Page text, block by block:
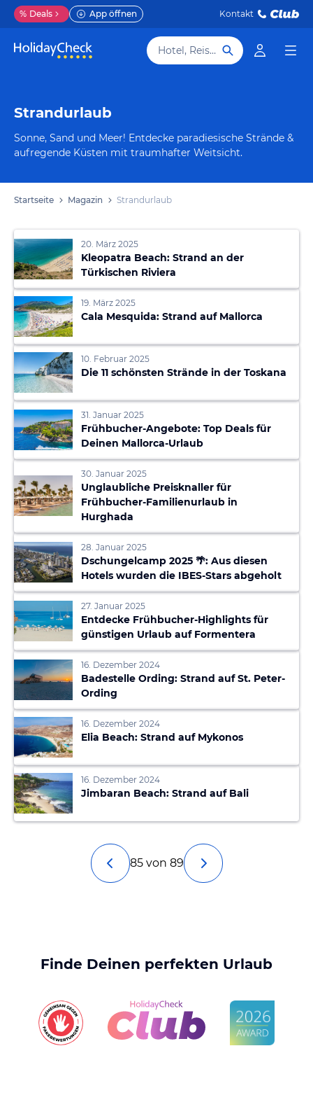
% Deals App öffnen Kontakt
Hotel, Reiseziel
Strandurlaub
Sonne, Sand und Meer! Entdecke paradiesische Strände &
aufregende Küsten mit traumhafter Weitsicht.
Startseite Magazin Strandurlaub
20. März 2025
Kleopatra Beach: Strand an der
Türkischen Riviera
19. März 2025
Cala Mesquida: Strand auf Mallorca
10. Februar 2025
Die 11 schönsten Strände in der Toskana
31. Januar 2025
Frühbucher-Angebote: Top Deals für
Deinen Mallorca-Urlaub
30. Januar 2025
Unglaubliche Preisknaller für
Frühbucher-Familienurlaub in
Hurghada
28. Januar 2025
Dschungelcamp 2025 🌴: Aus diesen
Hotels wurden die IBES-Stars abgeholt
27. Januar 2025
Entdecke Frühbucher-Highlights für
günstigen Urlaub auf Formentera
16. Dezember 2024
Badestelle Ording: Strand auf St. Peter-
Ording
16. Dezember 2024
Elia Beach: Strand auf Mykonos
16. Dezember 2024
Jimbaran Beach: Strand auf Bali
85 von 89
Finde Deinen perfekten Urlaub